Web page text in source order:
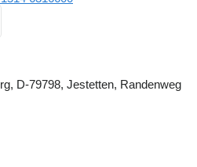
D-79798, Jestetten, Randenweg